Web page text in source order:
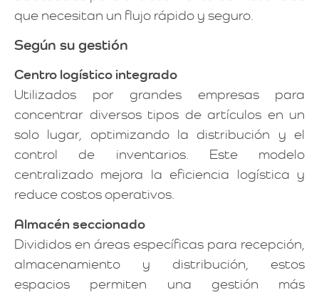
que necesitan un flujo rápido y seguro.
Según su gestión
Centro logístico integrado
Utilizados por grandes empresas para
concentrar diversos tipos de artículos en un
solo lugar, optimizando la distribución y el
control de inventarios. Este modelo
centralizado mejora la eficiencia logística y
reduce costos operativos.
Almacén seccionado
Divididos en áreas específicas para recepción,
almacenamiento y distribución, estos
espacios permiten una gestión más